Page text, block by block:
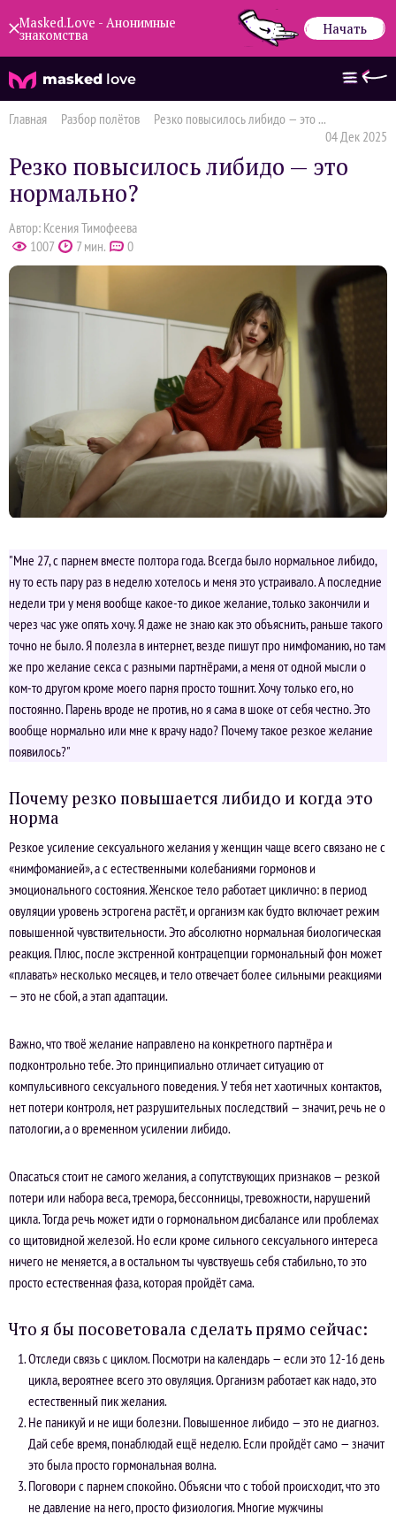
Masked.Love - Анонимные
знакомства Начать
masked love
Главная Разбор полётов
Резко повысилось либидо — это ...
04 Дек 2025
Резко повысилось либидо — это
нормально?
Автор: Ксения Тимофеева
1007
7 мин. 0
"Мне 27, с парнем вместе полтора года. Всегда было нормальное либидо,
ну то есть пару раз в неделю хотелось и меня это устраивало. А последние
недели три у меня вообще какое-то дикое желание, только закончили и
через час уже опять хочу. Я даже не знаю как это объяснить, раньше такого
точно не было. Я полезла в интернет, везде пишут про нимфоманию, но там
же про желание секса с разными партнёрами, а меня от одной мысли о
ком-то другом кроме моего парня просто тошнит. Хочу только его, но
постоянно. Парень вроде не против, но я сама в шоке от себя честно. Это
вообще нормально или мне к врачу надо? Почему такое резкое желание
появилось?"
Почему резко повышается либидо и когда это
норма
Резкое усиление сексуального желания у женщин чаще всего связано не с
«нимфоманией», а с естественными колебаниями гормонов и
эмоционального состояния. Женское тело работает циклично: в период
овуляции уровень эстрогена растёт, и организм как будто включает режим
повышенной чувствительности. Это абсолютно нормальная биологическая
реакция. Плюс, после экстренной контрацепции гормональный фон может
«плавать» несколько месяцев, и тело отвечает более сильными реакциями
— это не сбой, а этап адаптации.
Важно, что твоё желание направлено на конкретного партнёра и
подконтрольно тебе. Это принципиально отличает ситуацию от
компульсивного сексуального поведения. У тебя нет хаотичных контактов,
нет потери контроля, нет разрушительных последствий — значит, речь не о
патологии, а о временном усилении либидо.
Опасаться стоит не самого желания, а сопутствующих признаков — резкой
потери или набора веса, тремора, бессонницы, тревожности, нарушений
цикла. Тогда речь может идти о гормональном дисбалансе или проблемах
со щитовидной железой. Но если кроме сильного сексуального интереса
ничего не меняется, а в остальном ты чувствуешь себя стабильно, то это
просто естественная фаза, которая пройдёт сама.
Что я бы посоветовала сделать прямо сейчас:
Отследи связь с циклом. Посмотри на календарь — если это 12-16 день
цикла, вероятнее всего это овуляция. Организм работает как надо, это
естественный пик желания.
Не паникуй и не ищи болезни. Повышенное либидо — это не диагноз.
Дай себе время, понаблюдай ещё неделю. Если пройдёт само — значит
это была просто гормональная волна.
Поговори с парнем спокойно. Объясни что с тобой происходит, что это
не давление на него, просто физиология. Многие мужчины